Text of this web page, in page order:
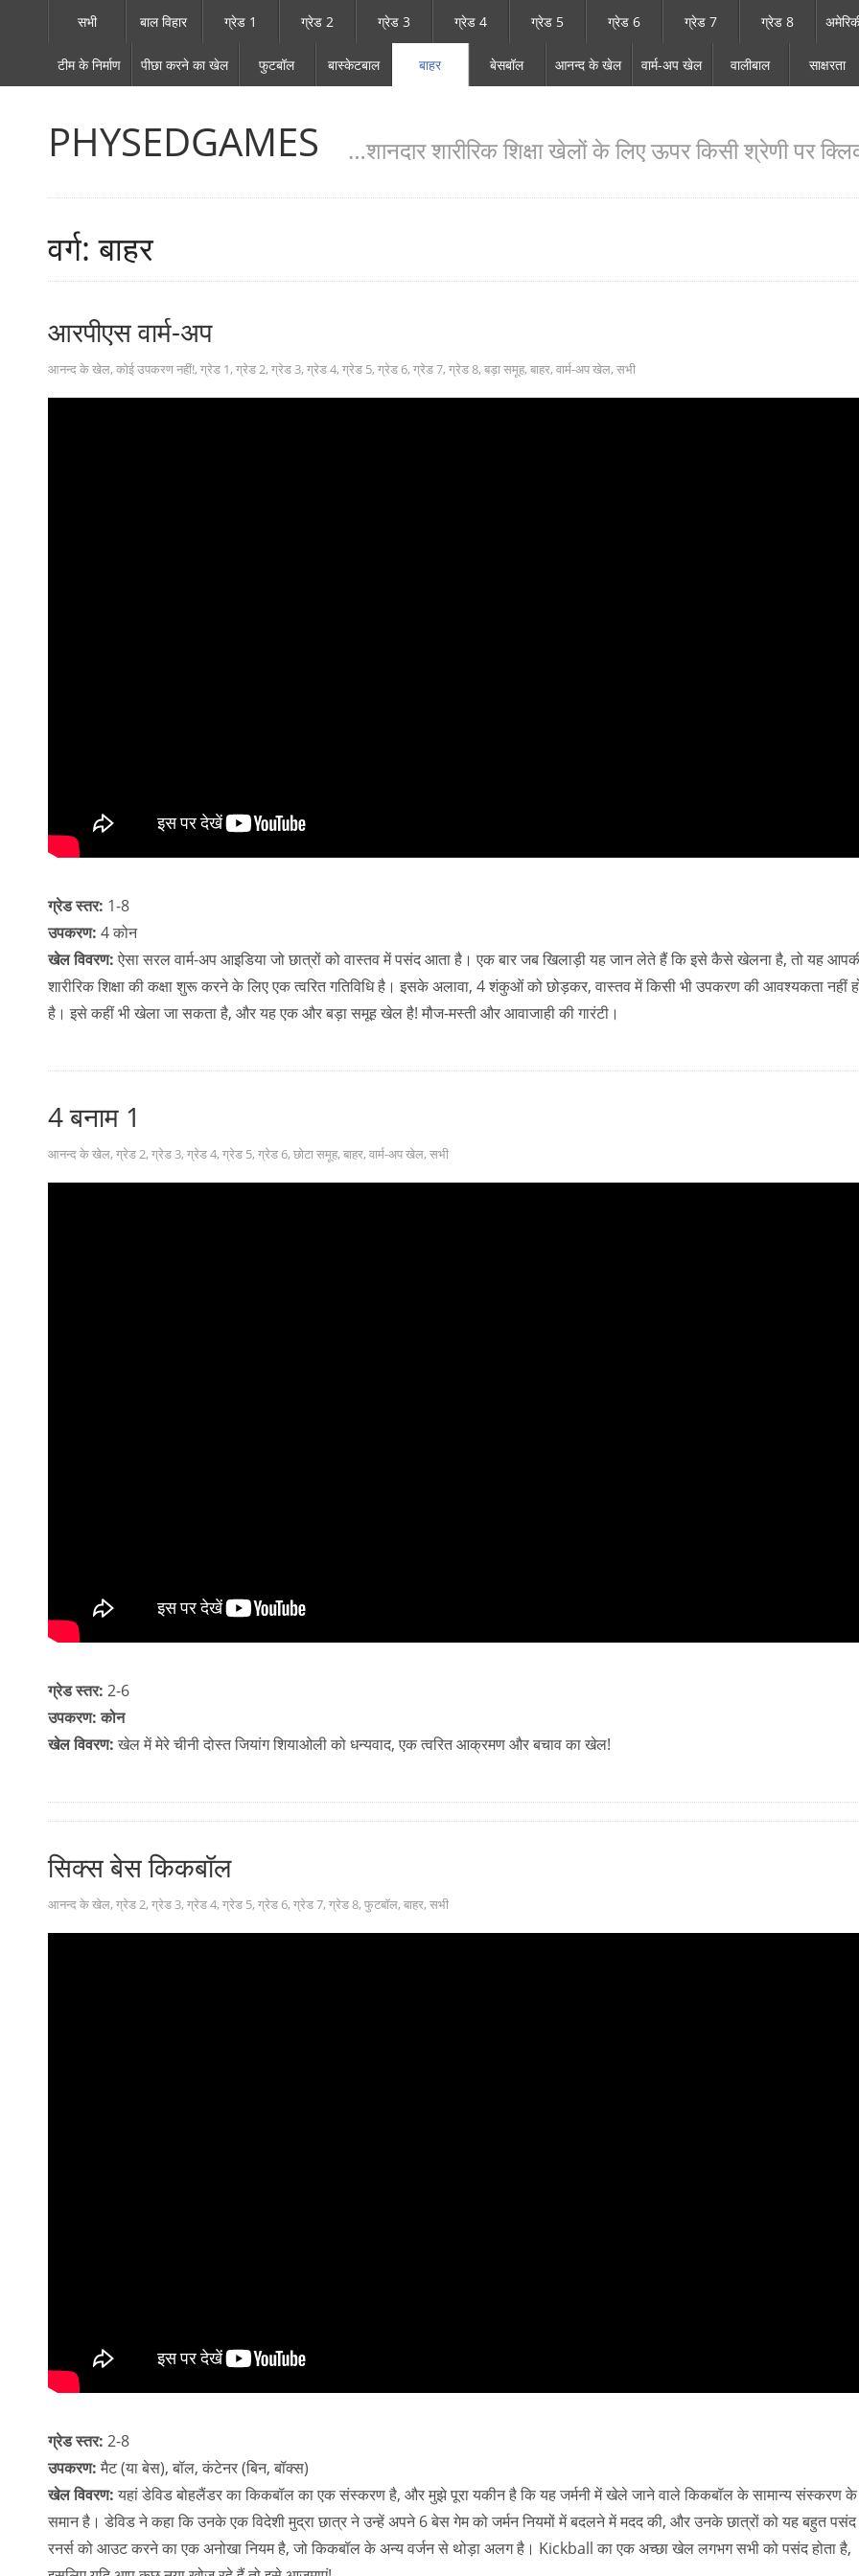
सभी बाल विहार ग्रेड 1 ग्रेड 2 ग्रेड 3 ग्रेड 4 ग्रेड 5 ग्रेड 6 ग्रेड 7 ग्रेड 8
टीम के निर्माण पीछा करने का खेल फुटबॉल बास्केटबाल बाहर बेसबॉल आनन्द के खेल वार्म-अप खेल वालीबाल साक्षरता
PHYSEDGAMES …शानदार शारीरिक शिक्षा खेलों के लिए ऊपर किसी श्रेणी पर
वर्ग: बाहर
आरपीएस वार्म-अप
आनन्द के खेल, कोई उपकरण नहीं!, ग्रेड 1, ग्रेड 2, ग्रेड 3, ग्रेड 4, ग्रेड 5, ग्रेड 6, ग्रेड 7, ग्रेड 8, बड़ा समूह, बाहर, वार्म-अप खेल, सभी
ग्रेड स्तर: 1-8
उपकरण: 4 कोन
खेल विवरण: ऐसा सरल वार्म-अप आइडिया जो छात्रों को वास्तव में पसंद आता है। एक बार जब खिलाड़ी यह जान लेते हैं कि इसे कैसे खेलना है, तो यह
शारीरिक शिक्षा की कक्षा शुरू करने के लिए एक त्वरित गतिविधि है। इसके अलावा, 4 शंकुओं को छोड़कर, वास्तव में किसी भी उपकरण की आवश्यकता नहीं
है। इसे कहीं भी खेला जा सकता है, और यह एक और बड़ा समूह खेल है! मौज-मस्ती और आवाजाही की गारंटी।
4 बनाम 1
आनन्द के खेल, ग्रेड 2, ग्रेड 3, ग्रेड 4, ग्रेड 5, ग्रेड 6, छोटा समूह, बाहर, वार्म-अप खेल, सभी
ग्रेड स्तर: 2-6
उपकरण: कोन
खेल विवरण: खेल में मेरे चीनी दोस्त जियांग शियाओली को धन्यवाद, एक त्वरित आक्रमण और बचाव का खेल!
सिक्स बेस किकबॉल
आनन्द के खेल, ग्रेड 2, ग्रेड 3, ग्रेड 4, ग्रेड 5, ग्रेड 6, ग्रेड 7, ग्रेड 8, फुटबॉल, बाहर, सभी
ग्रेड स्तर: 2-8
उपकरण: मैट (या बेस), बॉल, कंटेनर (बिन, बॉक्स)
खेल विवरण: यहां डेविड बोहलैंडर का किकबॉल का एक संस्करण है, और मुझे पूरा यकीन है कि यह जर्मनी में खेले जाने वाले किकबॉल के सामान्य संस्करण के
समान है। डेविड ने कहा कि उनके एक विदेशी मुद्रा छात्र ने उन्हें अपने 6 बेस गेम को जर्मन नियमों में बदलने में मदद की, और उनके छात्रों को यह बहुत
रनर्स को आउट करने का एक अनोखा नियम है, जो किकबॉल के अन्य वर्जन से थोड़ा अलग है। Kickball का एक अच्छा खेल लगभग सभी को पसंद होता है,